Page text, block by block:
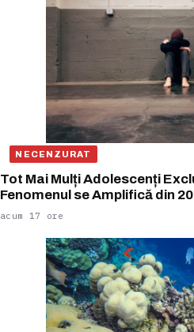
NECENZURAT
Tot Mai Mulți Adolescenți
Fenomenul se Amplifică din
acum 17 ore